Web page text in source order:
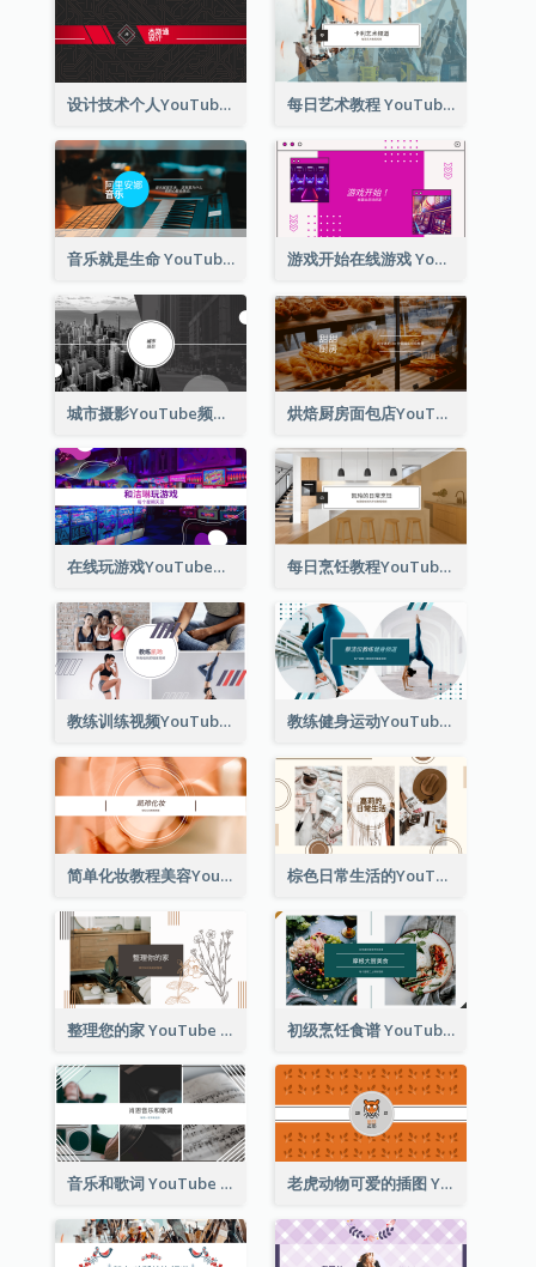
设计技术个人YouTube频道图片 每日艺术教程 YouTube 频道图片
音乐就是生命 YouTube 频道图片 游戏开始在线游戏 YouTube 频道图片
城市摄影YouTube频道图片 烘焙厨房面包店YouTube频道图片
在线玩游戏YouTube频道图片 每日烹饪教程YouTube频道图片
教练训练视频YouTube频道图片 教练健身运动YouTube频道图片
简单化妆教程美容YouTube频道图片 棕色日常生活的YouTube频道图片
整理您的家 YouTube 频道图片 初级烹饪食谱 YouTube 频道图片
音乐和歌词 YouTube 频道图片 老虎动物可爱的插图 YouTube 频道图片